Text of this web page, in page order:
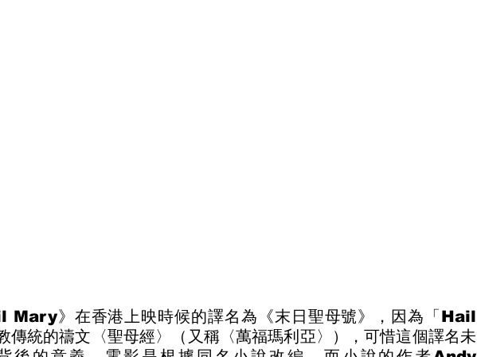
Mary》在香港上映時候的譯名為《末日聖母號》，因為「Hail
統的禱文〈聖母經〉（又稱〈萬福瑪利亞〉），可惜這個譯名未